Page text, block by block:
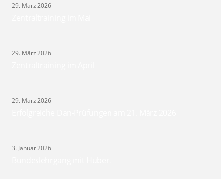
29. März 2026
29. März 2026
29. März 2026
3. Januar 2026